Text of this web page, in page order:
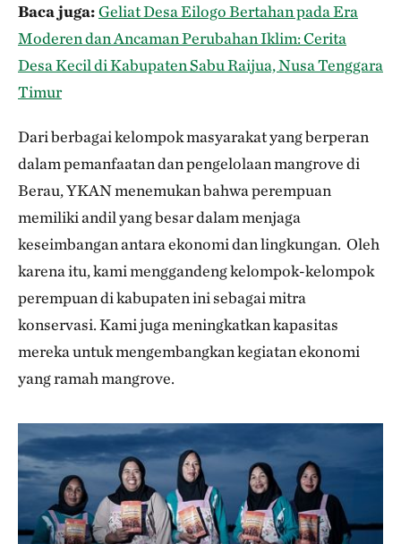
Baca juga:Geliat Desa Eilogo Bertahan pada Era
Moderen dan Ancaman Perubahan Iklim: Cerita
Desa Kecil di Kabupaten Sabu Raijua, Nusa Tenggara
Timur
Dari berbagai kelompok masyarakat yang berperan
dalam pemanfaatan dan pengelolaan mangrove di
Berau, YKAN menemukan bahwa perempuan
memiliki andil yang besar dalam menjaga
keseimbangan antara ekonomi dan lingkungan. Oleh
karena itu, kami menggandeng kelompok-kelompok
perempuan di kabupaten ini sebagai mitra
konservasi. Kami juga meningkatkan kapasitas
mereka untuk mengembangkan kegiatan ekonomi
yang ramah mangrove.